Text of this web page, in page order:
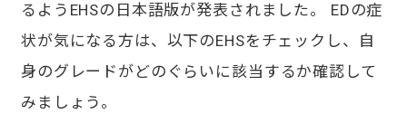
るようEHSの日本語版が発表されました。 EDの症
状が気になる方は、以下のEHSをチェックし、自
身のグレードがどのぐらいに該当するか確認して
みましょう。